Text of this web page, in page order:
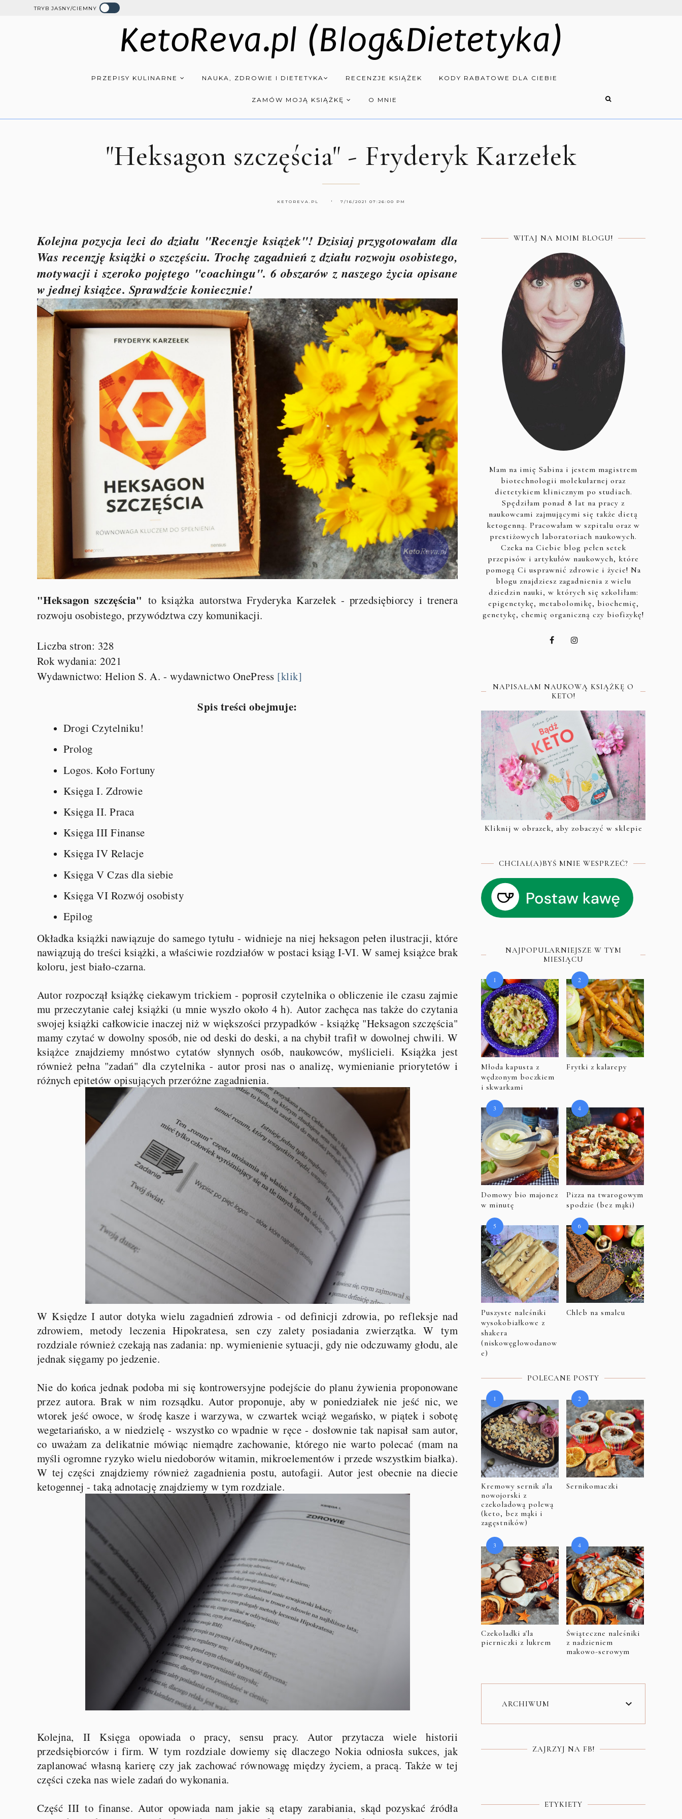
TRYB JASNY/CIEMNY
KetoReva.pl (Blog&Dietetyka)
PRZEPISY KULINARNE NAUKA, ZDROWIE I DIETETYKA RECENZJE KSIĄŻEK KODY RABATOWE DLA CIEBIE
ZAMÓW MOJĄ KSIĄŻKĘ O MNIE
"Heksagon szczęścia" - Fryderyk Karzełek
KETOREVA.PL 7/16/2021 07:26:00 PM
Kolejna pozycja leci do działu "Recenzje książek"! Dzisiaj przygotowałam dla
Was recenzję książki o szczęściu. Trochę zagadnień z działu rozwoju osobistego,
motywacji i szeroko pojętego "coachingu". 6 obszarów z naszego życia opisane
w jednej książce. Sprawdźcie koniecznie!
"Heksagon szczęścia" to książka autorstwa Fryderyka Karzełek - przedsiębiorcy i trenera
rozwoju osobistego, przywództwa czy komunikacji.
Liczba stron: 328
Rok wydania: 2021
Wydawnictwo: Helion S. A. - wydawnictwo OnePress [klik]
Spis treści obejmuje:
Drogi Czytelniku!
Prolog
Logos. Koło Fortuny
Księga I. Zdrowie
Księga II. Praca
Księga III Finanse
Księga IV Relacje
Księga V Czas dla siebie
Księga VI Rozwój osobisty
Epilog
Okładka książki nawiązuje do samego tytułu - widnieje na niej heksagon pełen ilustracji, które
nawiązują do treści książki, a właściwie rozdziałów w postaci ksiąg I-VI. W samej książce brak
koloru, jest biało-czarna.
Autor rozpoczął książkę ciekawym trickiem - poprosił czytelnika o obliczenie ile czasu zajmie
mu przeczytanie całej książki (u mnie wyszło około 4 h). Autor zachęca nas także do czytania
swojej książki całkowicie inaczej niż w większości przypadków - książkę "Heksagon szczęścia"
mamy czytać w dowolny sposób, nie od deski do deski, a na chybił trafił w dowolnej chwili. W
książce znajdziemy mnóstwo cytatów słynnych osób, naukowców, myślicieli. Książka jest
również pełna "zadań" dla czytelnika - autor prosi nas o analizę, wymienianie priorytetów i
różnych epitetów opisujących przeróżne zagadnienia.
W Księdze I autor dotyka wielu zagadnień zdrowia - od definicji zdrowia, po refleksje nad
zdrowiem, metody leczenia Hipokratesa, sen czy zalety posiadania zwierzątka. W tym
rozdziale również czekają nas zadania: np. wymienienie sytuacji, gdy nie odczuwamy głodu, ale
jednak sięgamy po jedzenie.
Nie do końca jednak podoba mi się kontrowersyjne podejście do planu żywienia proponowane
przez autora. Brak w nim rozsądku. Autor proponuje, aby w poniedziałek nie jeść nic, we
wtorek jeść owoce, w środę kasze i warzywa, w czwartek wciąż wegańsko, w piątek i sobotę
wegetariańsko, a w niedzielę - wszystko co wpadnie w ręce - dosłownie tak napisał sam autor,
co uważam za delikatnie mówiąc niemądre zachowanie, którego nie warto polecać (mam na
myśli ogromne ryzyko wielu niedoborów witamin, mikroelementów i przede wszystkim białka).
W tej części znajdziemy również zagadnienia postu, autofagii. Autor jest obecnie na diecie
ketogennej - taką adnotację znajdziemy w tym rozdziale.
Kolejna, II Księga opowiada o pracy, sensu pracy. Autor przytacza wiele historii
przedsiębiorców i firm. W tym rozdziale dowiemy się dlaczego Nokia odniosła sukces, jak
zaplanować własną karierę czy jak zachować równowagę między życiem, a pracą. Także w tej
części czeka nas wiele zadań do wykonania.
Część III to finanse. Autor opowiada nam jakie są etapy zarabiania, skąd pozyskać źródła
WITAJ NA MOIM BLOGU!
Mam na imię Sabina i jestem magistrem
biotechnologii molekularnej oraz
dietetykiem klinicznym po studiach.
Spędziłam ponad 8 lat na pracy z
naukowcami zajmującymi się także dietą
ketogenną. Pracowałam w szpitalu oraz w
prestiżowych laboratoriach naukowych.
Czeka na Ciebie blog pełen setek
przepisów i artykułów naukowych, które
pomogą Ci usprawnić zdrowie i życie! Na
blogu znajdziesz zagadnienia z wielu
dziedzin nauki, w których się szkoliłam:
epigenetykę, metabolomikę, biochemię,
genetykę, chemię organiczną czy biofizykę!
NAPISAŁAM NAUKOWĄ KSIĄŻKĘ O
KETO!
Kliknij w obrazek, aby zobaczyć w sklepie
CHCIAŁ(A)BYŚ MNIE WESPRZEĆ?
NAJPOPULARNIEJSZE W TYM
MIESIĄCU
Młoda kapusta z
wędzonym boczkiem
i skwarkami
Frytki z kalarepy
Domowy bio majonez
w minutę
Pizza na twarogowym
spodzie (bez mąki)
Puszyste naleśniki
wysokobiałkowe z
shakera
(niskowęglowodanow
e)
Chleb na smalcu
POLECANE POSTY
Kremowy sernik a'la
nowojorski z
czekoladową polewą
(keto, bez mąki i
zagęstników)
Sernikomaczki
Czekoladki a'la
pierniczki z lukrem
Świąteczne naleśniki
z nadzieniem
makowo-serowym
ARCHIWUM
ZAJRZYJ NA FB!
ETYKIETY